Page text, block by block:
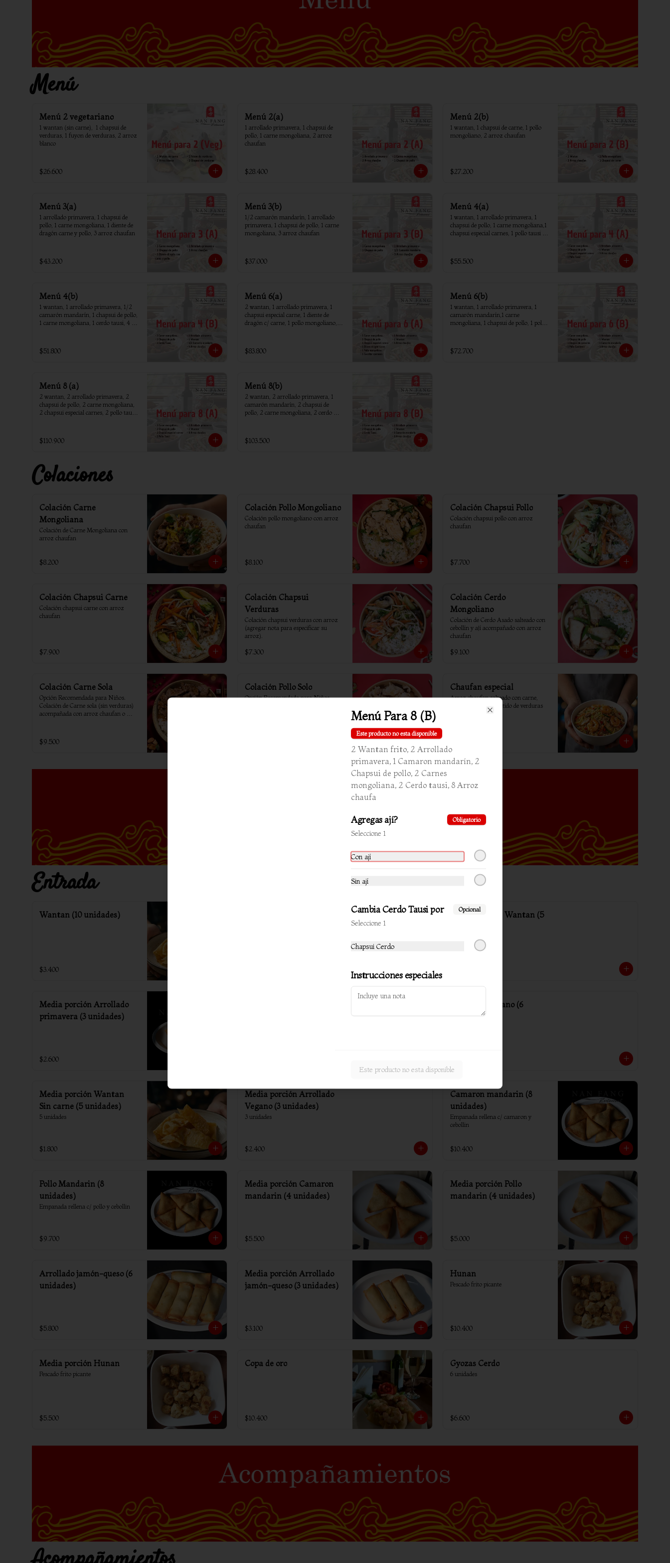
Menú
Menú 2 vegetariano
1 wantan (sin carne),  1 chapsui de
verduras, 1 fuyon de verduras, 2 arroz
blanco
$26.600
Menú 2(a)
1 arrollado primavera, 1 chapsui de
pollo, 1 carne mongoliana, 2 arroz
chaufan
$28.400
Menú 2(b)
1 wantan, 1 chapsui de carne, 1 pollo
mongoliano, 2 arroz chaufan
$27.200
Menú 3(a)
1 arrollado primavera, 1 chapsui de
pollo, 1 carne mongoliana, 1 diente de
dragón carne y pollo, 3 arroz chaufan
$43.200
Menú 3(b)
1/2 camarón mandarín, 1 arrollado
primavera, 1 chapsui de pollo, 1 carne
mongoliana, 3 arroz chaufan
$37.000
Menú 4(a)
1 wantan, 1 arrollado primavera, 1
chapsui de pollo, 1 carne mongoliana,1
chapsui especial carnes, 1 pollo tausi 4
$55.500
Menú 4(b)
1 wantan, 1 arrollado primavera, 1/2
camarón mandarín, 1 chapsui de pollo,
1 carne mongoliana, 1 cerdo tausi, 4
$51.800
Menú 6(a)
2 wantan, 1 arrollado primavera, 1
chapsui especial carne, 1 diente de
dragón c/ carne, 1 pollo mongoliano, 1
$83.800
Menú 6(b)
1 wantan, 1 arrollado primavera, 1
camarón mandarín,1 carne
mongoliana, 1 chapsui de pollo, 1 pollo
$72.700
Menú 8 (a)
2 wantan, 2 arrollado primavera, 2
chapsui de pollo, 2 carne mongoliana,
2 chapsui especial carnes, 2 pollo tausi,
$110.900
Menú 8(b)
2 wantan, 2 arrollado primavera, 1
camarón mandarín, 2 chapsui de
pollo, 2 carne mongoliana, 2 cerdo
$103.500
Colaciones
Colación Carne
Mongoliana
Colación de Carne Mongoliana con
arroz chaufan
$8.200
Colación Pollo Mongoliano
Colación pollo mongoliano con arroz
chaufan
$8.100
Colación Chapsui Pollo
Colación chapsui pollo con arroz
chaufan
$7.700
Colación Chapsui Carne
Colación chapsui carne con arroz
chaufan
$7.900
Colación Chapsui
Verduras
Colación chapsui verduras con arroz
(agregar nota para especificar su
arroz).
$7.300
Colación Cerdo
Mongoliano
Colación de Cerdo Asado salteado con
cebollín y ají acompañado con arroz
chaufan
$9.100
Colación Carne Sola
Opción Recomendada para Niños.
Colación de Carne sola (sin verduras)
acompañada con arroz chaufan o
$9.500
Colación Pollo Solo
Opción Recomendada para Niños.
Chaufan especial
Arroz chaufan salteado con carne,
pollo, camarón y surtido de verduras
Entrada
Wantan (10 unidades)
$3.400
Media porción Wantan (5
Media porción Arrollado
primavera (3 unidades)
$2.600
Arrollado Vegano (6
unidades)
Media porción Wantan
Sin carne (5 unidades)
5 unidades
$1.800
Media porción Arrollado
Vegano (3 unidades)
3 unidades
$2.400
Camaron mandarin (8
unidades)
Empanada rellena c/ camaron y
cebollin
$10.400
Pollo Mandarin (8
unidades)
Empanada rellena c/ pollo y cebollin
$9.700
Media porción Camaron
mandarin (4 unidades)
$5.500
Media porción Pollo
mandarin (4 unidades)
$5.000
Arrollado jamón-queso (6
unidades)
$5.800
Media porción Arrollado
jamón-queso (3 unidades)
$3.100
Hunan
Pescado frito picante
$10.400
Media porción Hunan
Pescado frito picante
$5.500
Copa de oro
$10.400
Gyozas Cerdo
6 unidades
$6.600
Menú Para 8 (B)
Este producto no esta disponible
2 Wantan frito, 2 Arrollado
primavera, 1 Camaron mandarín, 2
Chapsui de pollo, 2 Carnes
mongoliana, 2 Cerdo tausi, 8 Arroz
chaufa
Agregas ají? Obligatorio
Seleccione 1
Con ají
Sin ají
Cambia Cerdo Tausi por Opcional
Seleccione 1
Chapsui Cerdo
Instrucciones especiales
Este producto no esta disponible